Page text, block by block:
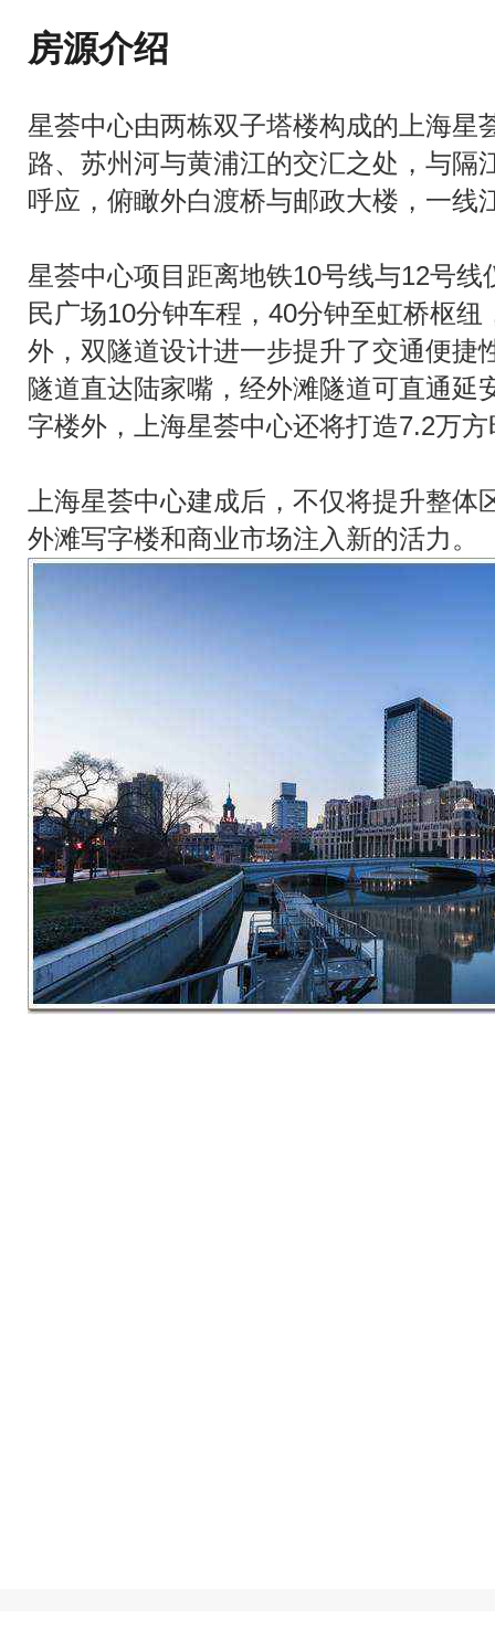
房源介绍
星荟中心由两栋双子塔楼构成的上海星
路、苏州河与黄浦江的交汇之处，与隔
呼应，俯瞰外白渡桥与邮政大楼，一线
星荟中心项目距离地铁10号线与12号
民广场10分钟车程，40分钟至虹桥枢
外，双隧道设计进一步提升了交通便捷
隧道直达陆家嘴，经外滩隧道可直通延
字楼外，上海星荟中心还将打造7.2万
上海星荟中心建成后，不仅将提升整
外滩写字楼和商业市场注入新的活力。